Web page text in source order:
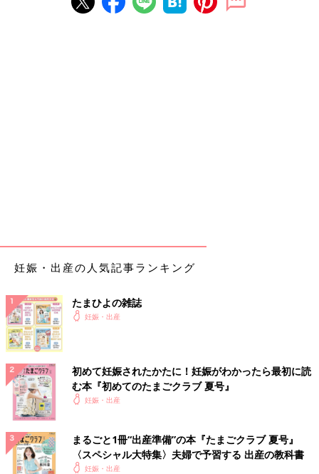
妊娠・出産の人気記事ランキング
たまひよの雑誌
妊娠・出産
初めて妊娠されたかたに！妊娠がわかったら最初に読
む本『初めてのたまごクラブ 夏号』
妊娠・出産
まるごと1冊“出産準備”の本『たまごクラブ 夏号』
〈スペシャル大特集〉夫婦で予習する 出産の教科書
妊娠・出産